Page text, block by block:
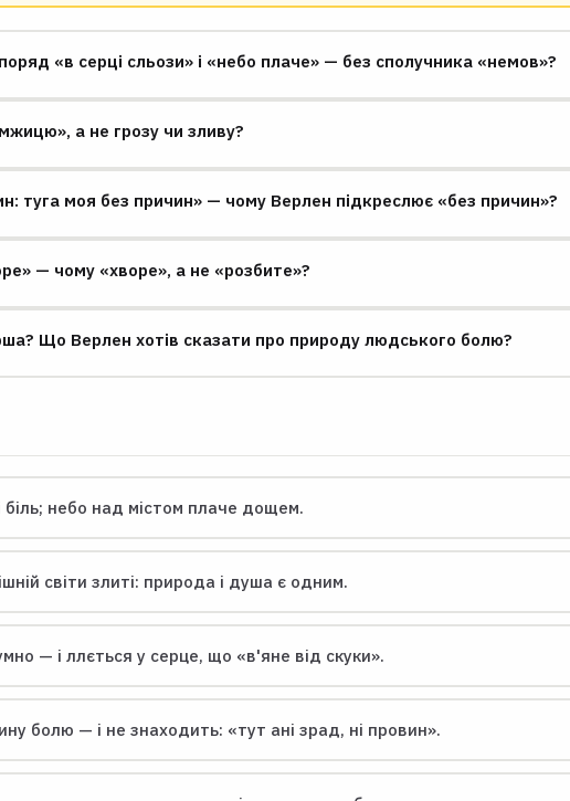
«в серці сльози» і «небо плаче» — без сполучника «немов»?
а не грозу чи зливу?
туга моя без причин» — чому Верлен підкреслює «без причин»?
— чому «хворе», а не «розбите»?
Що Верлен хотів сказати про природу людського болю?
біль; небо над містом плаче дощем.
світи злиті: природа і душа є одним.
— і ллється у серце, що «в'яне від скуки».
болю — і не знаходить: «тут ані зрад, ні провин».